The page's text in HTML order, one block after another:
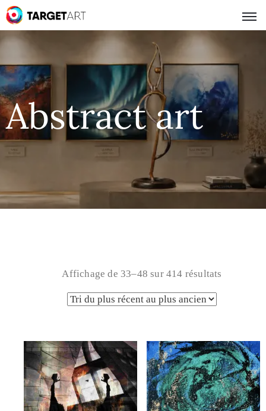
Abstract art
Affichage de 33–48 sur 414 résultats